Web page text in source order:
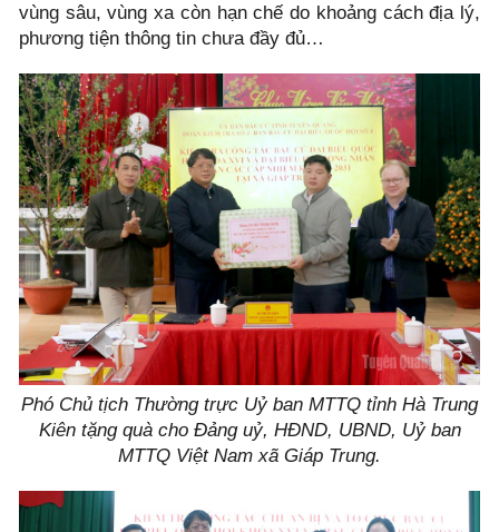
vùng sâu, vùng xa còn hạn chế do khoảng cách địa lý,
phương tiện thông tin chưa đầy đủ…
Phó Chủ tịch Thường trực Uỷ ban MTTQ tỉnh Hà Trung
Kiên tặng quà cho Đảng uỷ, HĐND, UBND, Uỷ ban
MTTQ Việt Nam xã Giáp Trung.